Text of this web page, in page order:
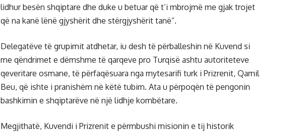
lidhur besën shqiptare dhe duke u betuar që t’i mbrojmë me gjak trojet
që na kanë lënë gjyshërit dhe stërgjyshërit tanë”.
Delegatëve të grupimit atdhetar, iu desh të përballeshin në Kuvend si
me qëndrimet e dëmshme të qarqeve pro Turqisë ashtu autoriteteve
qeveritare osmane, të përfaqësuara nga mytesarifi turk i Prizrenit, Qamil
Beu, që ishte i pranishëm në këtë tubim. Ata u përpoqën të pengonin
bashkimin e shqiptarëve në një lidhje kombëtare.
Megjithatë, Kuvendi i Prizrenit e përmbushi misionin e tij historik